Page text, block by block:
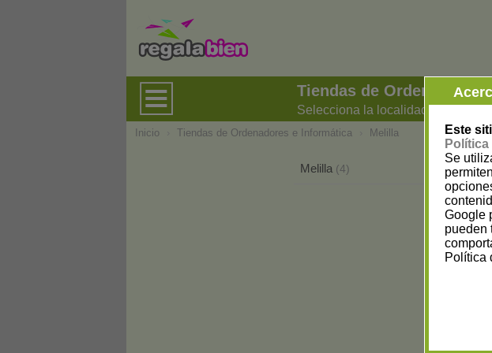
Tiendas de Ordenadores
Selecciona la localidad
Este
Se
Google
pueden
Política
Inicio Tiendas de Ordenadores e Informática Melilla
Melilla (4)